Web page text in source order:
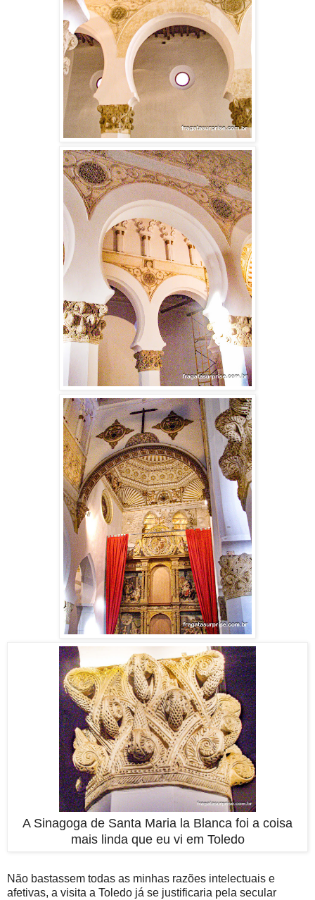
A Sinagoga de Santa Maria la Blanca foi a coisa
mais linda que eu vi em Toledo
Não bastassem todas as minhas razões intelectuais e
afetivas, a visita a Toledo já se justificaria pela secular